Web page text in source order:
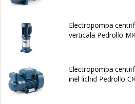
Electropompa
verticala Pedrollo
Electropompa
inel lichid Pedrollo